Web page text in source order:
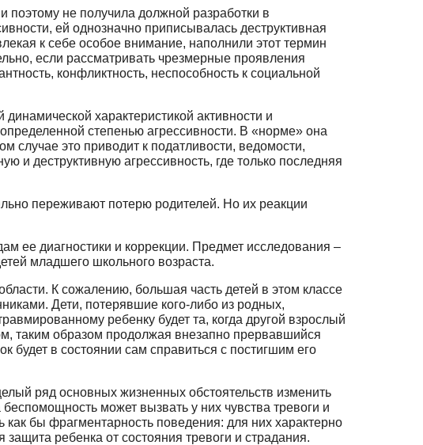
поэтому не получила должной разработки в
ей однозначно приписывалась деструктивная
к себе особое внимание, наполнили этот термин
если рассматривать чрезмерные проявления
конфликтность, неспособность к социальной
характеристикой активности и
степенью агрессивности. В «норме» она
случае это приводит к податливости, ведомости,
и деструктивную агрессивность, где только последняя
переживают потерю родителей. Но их реакции
ее диагностики и коррекции. Предмет исследования –
младшего школьного возраста.
К сожалению, большая часть детей в этом классе
Дети, потерявшие кого-либо из родных,
ребенку будет та, когда другой взрослый
таким образом продолжая внезапно прервавшийся
будет в состоянии сам справиться с постигшим его
ряд основных жизнен­ных обстоятельств изменить
может вызвать у них чувства тревоги и
бы фрагментарность поведения: для них характерно
ре­бенка от состояния тревоги и страдания.